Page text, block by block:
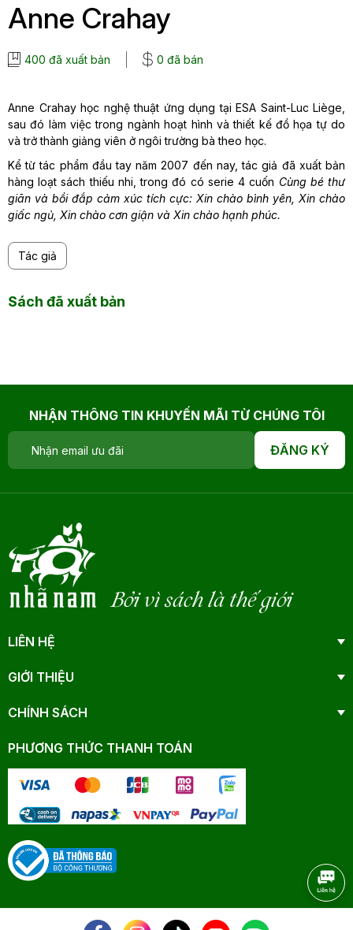
Anne Crahay
400 đã xuất bản 0 đã bán
Anne Crahay học nghệ thuật ứng dụng tại ESA Saint-Luc Liège,
sau đó làm việc trong ngành hoạt hình và thiết kế đồ họa tự do
và trở thành giảng viên ở ngôi trường bà theo học.
Kể từ tác phẩm đầu tay năm 2007 đến nay, tác giả đã xuất bản
hàng loạt sách thiếu nhi, trong đó có serie 4 cuốn Cùng bé thư
giãn và bồi đắp cảm xúc tích cực: Xin chào bình yên, Xin chào
giấc ngủ, Xin chào cơn giận và Xin chào hạnh phúc.
Tác giả
Sách đã xuất bản
NHẬN THÔNG TIN KHUYẾN MÃI TỪ CHÚNG TÔI
ĐĂNG KÝ
Bởi vì sách là thế giới
LIÊN HỆ
GIỚI THIỆU
CHÍNH SÁCH
PHƯƠNG THỨC THANH TOÁN